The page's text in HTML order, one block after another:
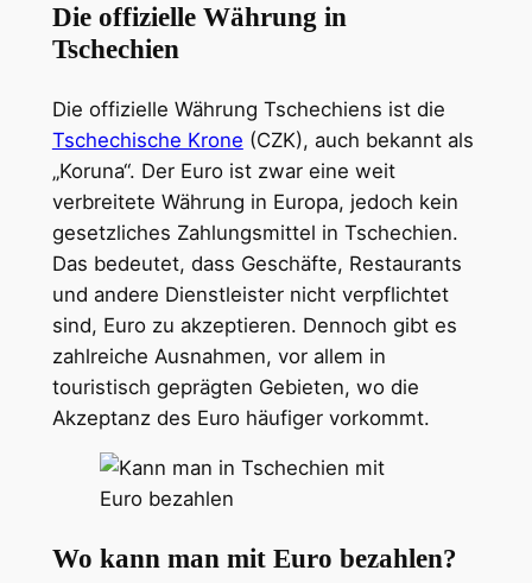
Die offizielle Währung in
Tschechien
Die offizielle Währung Tschechiens ist die
Tschechische Krone (CZK), auch bekannt als
„Koruna“. Der Euro ist zwar eine weit
verbreitete Währung in Europa, jedoch kein
gesetzliches Zahlungsmittel in Tschechien.
Das bedeutet, dass Geschäfte, Restaurants
und andere Dienstleister nicht verpflichtet
sind, Euro zu akzeptieren. Dennoch gibt es
zahlreiche Ausnahmen, vor allem in
touristisch geprägten Gebieten, wo die
Akzeptanz des Euro häufiger vorkommt.
Wo kann man mit Euro bezahlen?